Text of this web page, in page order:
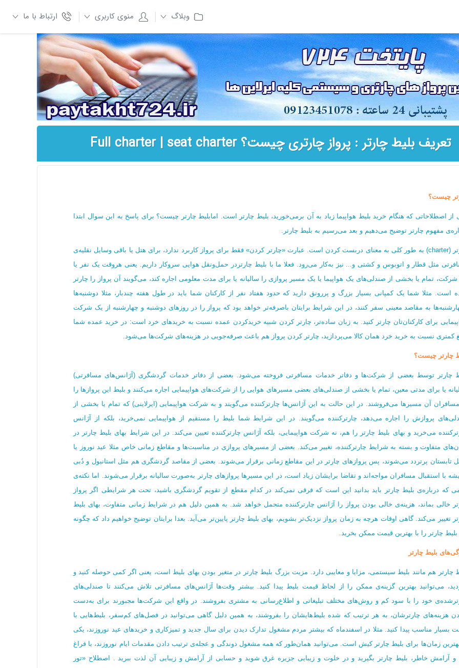
ارتباط با ما منوی کاربری وبلاگ
تعریف بلیط چارتر : پرواز چارتری چیست؟ Full charter | seat charter
چیست؟
از اصطلاحاتی که هنگام خرید بلیط هواپیما زیاد به آن برمی‌خورید، بلیط چارتر است. امابلیط چارتر چیست؟ برای پاسخ به این سوال ابتدا
مفهوم چارتر توضیح می‌دهیم و بعد می‌رسیم به بلیط چارتر.
چارتر (charter) به طور کلی به معنای دربست کردن است. عبارت «چارتر کردن» فقط برای پرواز کاربرد ندارد، برای هتل یا باقی وسایل نقلیه‌ی
مثل قطار و اتوبوس و کشتی و... نیز به‌کار می‌رود. فعلا ما با بلیط چارتردر حمل‌ونقل هوایی سروکار داریم. یعنی هروقت یک نفر یا
تمام یا بخشی از صندلی‌های یک هواپیما یا یک مسیر پروازی را سالیانه یا برای مدت معلومی اجاره کند، می‌گویند آن پرواز را چارتر
است. مثلا شما یک کمپانی بسیار بزرگ و پررونق دارید که حدود هفتاد نفر از کارکنان شما باید در طول هفته چندبار، مثلا دوشنبه‌ها
به مقاصد معینی سفر کنند، در این شرایط برایتان باصرفه‌تر خواهد بود که پرواز را در روزهای دوشنبه و چهارشنبه از یک شرکت
برای کارکنان‌تان چارتر کنید. به زبان ساده‌تر، چارتر کردن شبیه خریدکردن عمده نسبت به خریدهای خرد است: در خرید عمده شما
کمتری نسبت به خرید خرد همان کالا می‌‌پردازید، چارتر کردن پرواز هم باعث صرفه‌جویی در هزینه‌های شرکت‌ها می‌شود.
چارتر چیست؟
چارتر توسط بعضی از شرکت‌ها و دفاتر خدمات مسافرتی فروخته می‌شود. بعضی از دفاتر خدمات گردشگری (آژانس‌های مسافرتی)
یا برای مدتی معین، تمام یا بخشی از صندلی‌های بعضی مسیرهای هوایی را از شرکت‌های هواپیمایی اجاره می‌کنند و بلیط این پروازها را
آن مسیرها می‌فروشند. در این حالت به این آژانس‌ها چارترکننده می‌گویند و به شرکت هواپیمایی (ایرلاینی) که تمام یا بخشی از
پروازش را اجاره می‌دهد، چارترکننده می‌گویند. در این شرایط شما بلیط را مستقیم از هواپیمایی نمی‌خرید، بلکه از آژانس
می‌خرید و بهای بلیط چارتر را هم، نه شرکت هواپیمایی، بلکه آژانس چارترکننده تعیین می‌کند. در این شرایط بهای بلیط چارتر در
متفاوت و بسته به شرایط چارترکننده، تغییر می‌کند. بعضی از مسیرهای پروازی در مناسبت‌ها و مقاطع زمانی خاص مثلا عید نوروز یا
تابستان‌ پرتردد می‌شوند، پس پروازهای چارتر در این مقاطع زمانی برقرار می‌شوند. بعضی از مقاصد گردشگری هم مثل استانبول و دُبی
با استقبال مسافران مواجه‌اند و تقاضا برایشان زیاد است، در این مسیرها پروازهای چارتر به‌صورت سالیانه برقرار می‌شوند. اما نکته‌ی
که درباره‌ی بلیط چارتر باید بدانید این است که فرقی نمی‌کند در کدام مقطع از تقویم گردشگری باشید، تحت هر شرایطی اگر پرواز
خالی بماند، هزینه‌ی خالی بودن پرواز را آژانس چارترکننده متحمل خواهد شد. به همین دلیل هم در شرایط زمانی متفاوت، بهای بلیط
تغییر می‌کند. گاهی اوقات هرچه به زمان پرواز نزدیک‌تر بشویم، بهای بلیط چارتر پایین‌تر می‌آید. بعدا برایتان توضیح خواهیم داد که چگونه
چارتر را با بهترین قیمت ممکن بخرید.
بلیط چارتر
چارتر هم مانند بلیط سیستمی، مزایا و معایبی دارد. مزیت بزرگ بلیط‌ چارتر در متغیر بودن بهای بلیط است، یعنی اگر کمی حوصله کنید و
می‌توانید بهترین گزینه‌ی ممکن را از لحاظ قیمت بلیط پیدا کنید. بیشتر وقت‌ها آژانس‌های مسافرتی تلاش می‌کنند تا صندلی‌های
خود را با سود کم و روش‌های مختلف تبلیغاتی و اطلاع‌رسانی به مشتری بفروشند. در واقع این شرکت‌ها مجبورند برای به‌دست
هزینه‌های چارترشان، به هر ترتیب که شده بلیط‌هایشان را بفروشند، به همین دلیل گاهی می‌توانید در فصل‌های کم‌سفر، بلیط‌هایی با
بسیار مناسب پیدا کنید. مثلا در اسفندماه که بیشتر مردم مشغول تدارک دیدن برای سال جدید و تمیزکاری‌ و خریدهای عید نوروزند، یکی
زمان‌ها برای بلیط چارتر کیش است. می‌توانید همان‌طور که همه مشغول دوندگی و عجله‌ی ترتیب دادن مقدمات ایام نوروزند، با فراغ
و آرامش خاطر، بلیط چارتر بگیرید و در خلوت و زیبایی جزیره غرق شوید و حسابی از آرامش و زیبایی آن لذت ببرید . اصطلاح «تور